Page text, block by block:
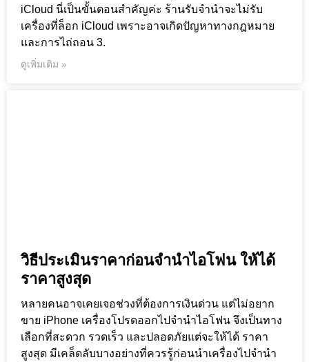
iCloud นี่เป็นขั้นตอนสำคัญค่ะ ร้านรับจำนำจะไม่รับ
เครื่องที่ล็อก iCloud เพราะอาจเกิดปัญหาทางกฎหมาย
และการไถ่ถอน 3.
ดูเพิ่มเติม »
วิธีประเมินราคาก่อนจำนำไอโฟน ให้ได้
ราคาสูงสุด
หลายคนอาจเคยเจอช่วงที่ต้องการเงินด่วน แต่ไม่อยาก
ขาย iPhone เครื่องโปรดออกไปจำนำไอโฟน จึงเป็นทาง
เลือกที่สะดวก รวดเร็ว และปลอดภัยแต่จะให้ได้ ราคา
สูงสุด มีเคล็ดลับบางอย่างที่ควรรู้ก่อนนำเครื่องไปจำนำ